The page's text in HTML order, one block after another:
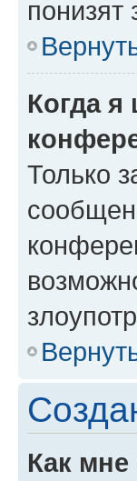
понизят
Когда
Только
Как